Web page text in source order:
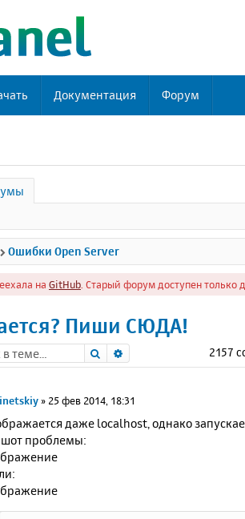
Документация Форум
Ошибки Open Server
на GitHub . Старый форум доступен только
Пиши СЮДА!
ПоискРасширенный поиск
2157
» 25 фев 2014, 18:31
даже localhost, однако
проблемы: